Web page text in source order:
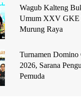
Wagub Kalteng
Umum XXV GKE
Murung Raya
Turnamen Domino
2026, Sarana
Pemuda